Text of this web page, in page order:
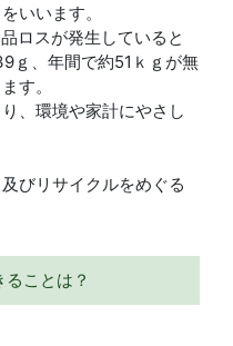
いいます。
ロスが発生していると
ｇ、年間で約51ｋｇが無
す。
、環境や家計にやさし
びリサイクルをめぐる
ことは？